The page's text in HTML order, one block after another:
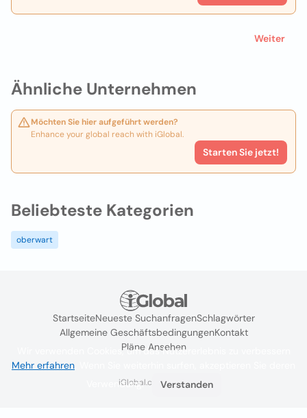
Ähnliche Unternehmen
Möchten Sie hier aufgeführt werden?
Enhance your global reach with iGlobal.
Starten Sie jetzt!
Weiter
Beliebteste Kategorien
oberwart
StartseiteNeueste SuchanfragenSchlagwörter
Allgemeine GeschäftsbedingungenKontakt
Pläne Ansehen
iGlobal.co @ 2024
Wir verwenden Cookies, um das Nutzererlebnis zu verbessern
Mehr erfahren
Verwendung.
Verstanden